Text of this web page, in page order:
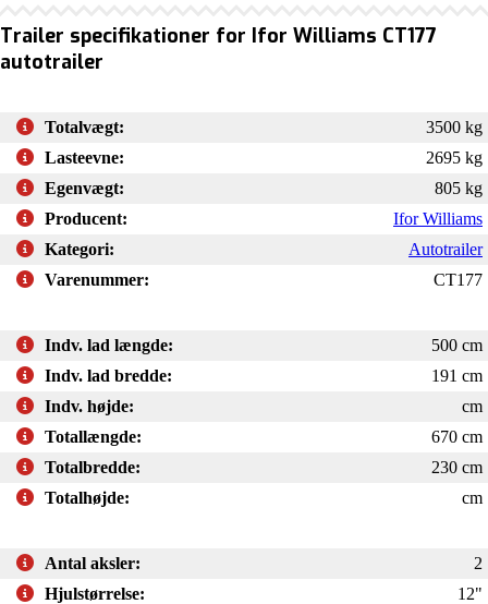
Trailer specifikationer for Ifor Williams CT177
autotrailer
Totalvægt:
3500 kg
Lasteevne:
2695 kg
Egenvægt:
805 kg
Producent:
Ifor Williams
Kategori:
Autotrailer
Varenummer:
CT177
Indv. lad længde:
500 cm
Indv. lad bredde:
191 cm
Indv. højde:
cm
Totallængde:
670 cm
Totalbredde:
230 cm
Totalhøjde:
cm
Antal aksler:
2
Hjulstørrelse:
12"